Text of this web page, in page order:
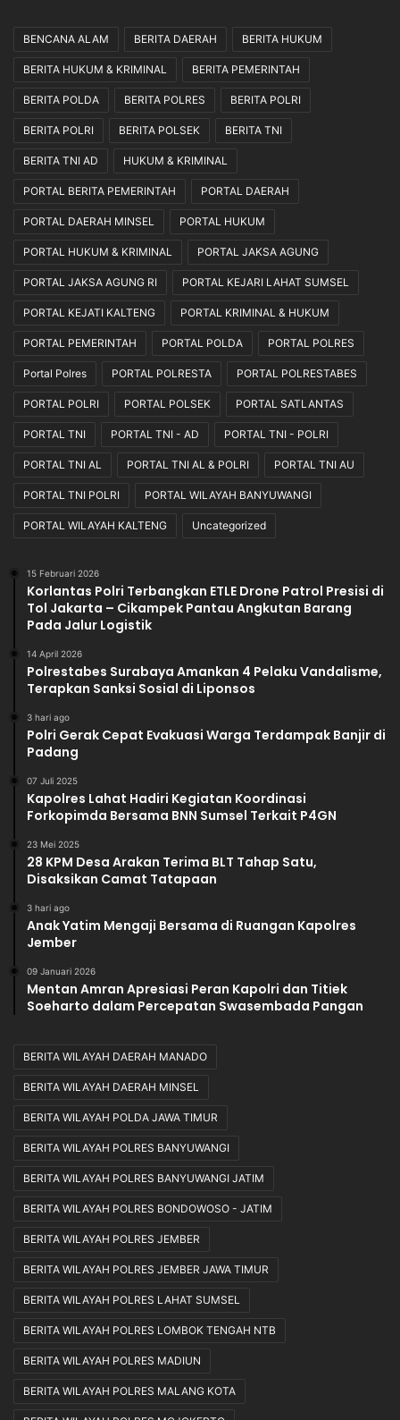
BENCANA ALAM BERITA DAERAH BERITA HUKUM
BERITA HUKUM & KRIMINAL BERITA PEMERINTAH
BERITA POLDA BERITA POLRES BERITA POLRI
BERITA POLRI BERITA POLSEK BERITA TNI
BERITA TNI AD HUKUM & KRIMINAL
PORTAL BERITA PEMERINTAH PORTAL DAERAH
PORTAL DAERAH MINSEL PORTAL HUKUM
PORTAL HUKUM & KRIMINAL PORTAL JAKSA AGUNG
PORTAL JAKSA AGUNG RI PORTAL KEJARI LAHAT SUMSEL
PORTAL KEJATI KALTENG PORTAL KRIMINAL & HUKUM
PORTAL PEMERINTAH PORTAL POLDA PORTAL POLRES
Portal Polres PORTAL POLRESTA PORTAL POLRESTABES
PORTAL POLRI PORTAL POLSEK PORTAL SATLANTAS
PORTAL TNI PORTAL TNI - AD PORTAL TNI - POLRI
PORTAL TNI AL PORTAL TNI AL & POLRI PORTAL TNI AU
PORTAL TNI POLRI PORTAL WILAYAH BANYUWANGI
PORTAL WILAYAH KALTENG Uncategorized
15 Februari 2026
Korlantas Polri Terbangkan ETLE Drone Patrol Presisi di
Tol Jakarta – Cikampek Pantau Angkutan Barang
Pada Jalur Logistik
14 April 2026
Polrestabes Surabaya Amankan 4 Pelaku Vandalisme,
Terapkan Sanksi Sosial di Liponsos
3 hari ago
Polri Gerak Cepat Evakuasi Warga Terdampak Banjir di
Padang
07 Juli 2025
Kapolres Lahat Hadiri Kegiatan Koordinasi
Forkopimda Bersama BNN Sumsel Terkait P4GN
23 Mei 2025
28 KPM Desa Arakan Terima BLT Tahap Satu,
Disaksikan Camat Tatapaan
3 hari ago
Anak Yatim Mengaji Bersama di Ruangan Kapolres
Jember
09 Januari 2026
Mentan Amran Apresiasi Peran Kapolri dan Titiek
Soeharto dalam Percepatan Swasembada Pangan
BERITA WILAYAH DAERAH MANADO
BERITA WILAYAH DAERAH MINSEL
BERITA WILAYAH POLDA JAWA TIMUR
BERITA WILAYAH POLRES BANYUWANGI
BERITA WILAYAH POLRES BANYUWANGI JATIM
BERITA WILAYAH POLRES BONDOWOSO - JATIM
BERITA WILAYAH POLRES JEMBER
BERITA WILAYAH POLRES JEMBER JAWA TIMUR
BERITA WILAYAH POLRES LAHAT SUMSEL
BERITA WILAYAH POLRES LOMBOK TENGAH NTB
BERITA WILAYAH POLRES MADIUN
BERITA WILAYAH POLRES MALANG KOTA